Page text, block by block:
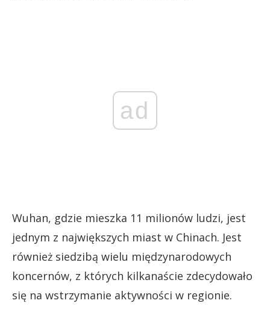
ad
Wuhan, gdzie mieszka 11 milionów ludzi, jest
jednym z największych miast w Chinach. Jest
również siedzibą wielu międzynarodowych
koncernów, z których kilkanaście zdecydowało
się na wstrzymanie aktywności w regionie.